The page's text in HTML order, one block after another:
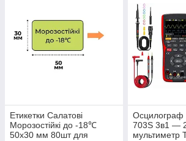
Етикетки Салатові
Морозостійкі до -18℃
50х30 мм 80шт для
Осцилограф
703S 3в1 —
мультиметр